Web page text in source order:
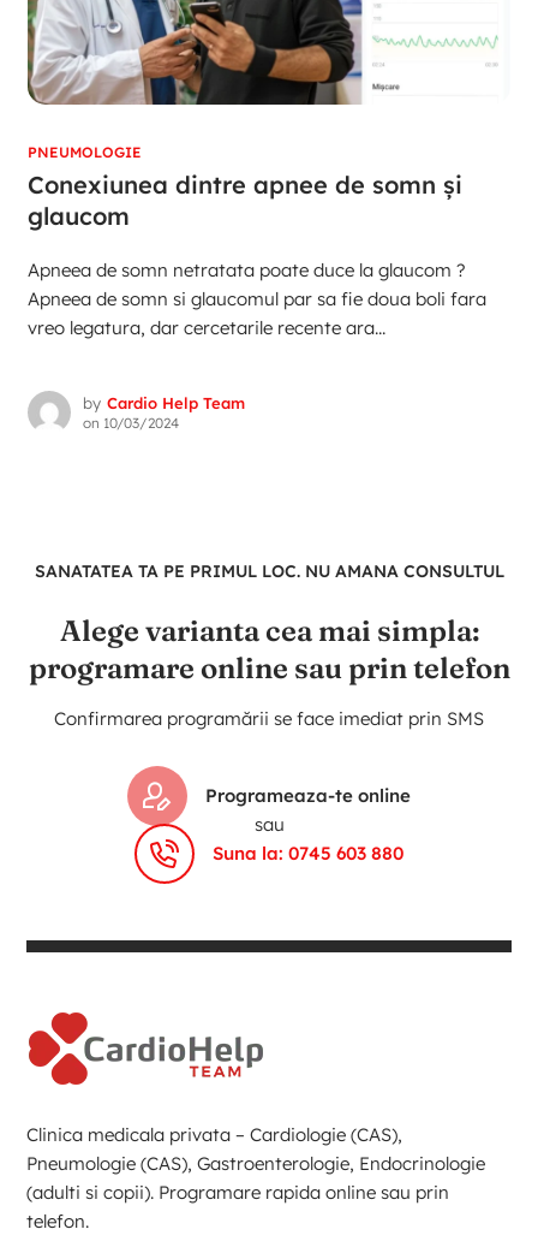
PNEUMOLOGIE
Conexiunea dintre apnee de somn și
glaucom
Apneea de somn netratata poate duce la glaucom ?
Apneea de somn si glaucomul par sa fie doua boli fara
vreo legatura, dar cercetarile recente ara...
by Cardio Help Team
on 10/03/2024
SANATATEA TA PE PRIMUL LOC. NU AMANA CONSULTUL
Alege varianta cea mai simpla:
programare online sau prin telefon
Confirmarea programării se face imediat prin SMS
Programeaza-te online
sau
Suna la: 0745 603 880
Clinica medicala privata – Cardiologie (CAS),
Pneumologie (CAS), Gastroenterologie, Endocrinologie
(adulti si copii). Programare rapida online sau prin
telefon.